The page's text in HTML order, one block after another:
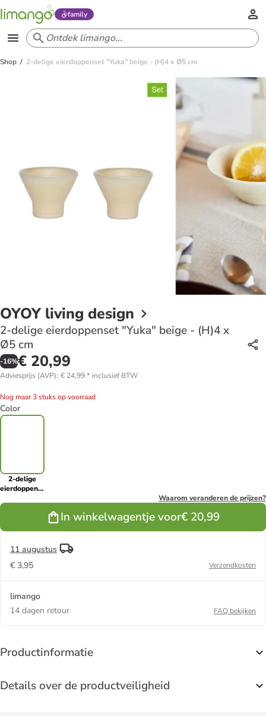
family
Shop 2-delige eierdoppenset "Yuka" beige - (H)4 x Ø5 cm
OYOY living design
2-delige eierdoppenset "Yuka" beige - (H)4 x
Ø5 cm
-16%€ 20,99
Adviesprijs (AVP): € 24,99* inclusief BTW
Nog maar 3 stuks op voorraad
Color
2-delige
eierdoppenset
Waarom veranderen de prijzen?
In winkelwagentje voor€ 20,99
11 augustus
€ 3,95
Verzendkosten
limango
14 dagen retour
FAQ bekijken
Productinformatie
Details over de productveiligheid